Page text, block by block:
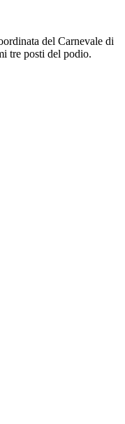
del Carnevale di
tre posti del podio.